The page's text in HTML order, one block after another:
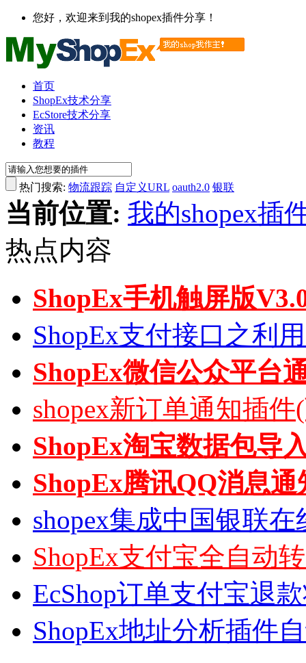
您好，欢迎来到我的shopex插件分享！
首页
ShopEx技术分享
EcStore技术分享
资讯
教程
热门搜索: 物流跟踪 自定义URL oauth2.0 银联
当前位置: 我的shopex插
热点内容
ShopEx手机触屏版
ShopEx支付接口之利
ShopEx微信公众平台
shopex新订单通知插件
ShopEx淘宝数据包导
ShopEx腾讯QQ消息通
shopex集成中国银联在
ShopEx支付宝全自动
EcShop订单支付宝退
ShopEx地址分析插件